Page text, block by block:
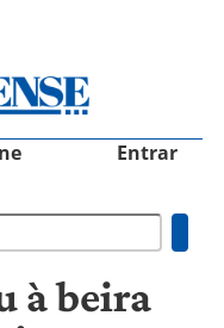
Entrar
à beira